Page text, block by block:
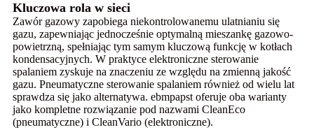
Kluczowa rola w sieci
Zawór gazowy zapobiega niekontrolowanemu ulatnianiu się
gazu, zapewniając jednocześnie optymalną mieszankę gazowo-
powietrzną, spełniając tym samym kluczową funkcję w kotłach
kondensacyjnych. W praktyce elektroniczne sterowanie
spalaniem zyskuje na znaczeniu ze względu na zmienną jakość
gazu. Pneumatyczne sterowanie spalaniem również od wielu lat
sprawdza się jako alternatywa. ebmpapst oferuje oba warianty
jako kompletne rozwiązanie pod nazwami CleanEco
(pneumatyczne) i CleanVario (elektroniczne).